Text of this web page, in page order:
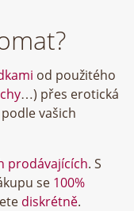
od použitého
…) přes erotická
podle vašich
prodávajících. S
se 100%
diskrétně.